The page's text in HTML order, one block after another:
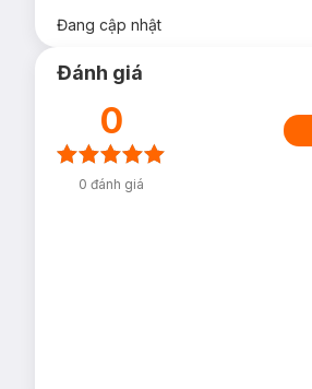
Đang cập nhật
Đánh giá
0
0 đánh giá